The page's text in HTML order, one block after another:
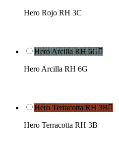
Hero Rojo RH 3C
Hero Arcilla RH 6G
Hero Arcilla RH 6G
Hero Terracotta RH 3B
Hero Terracotta RH 3B